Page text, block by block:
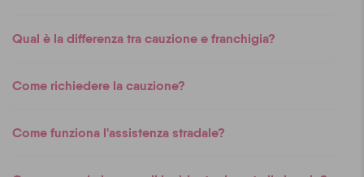
Qual è la differenza tra cauzione e franchigia?
Come richiedere la cauzione?
Come funziona l'assistenza stradale?